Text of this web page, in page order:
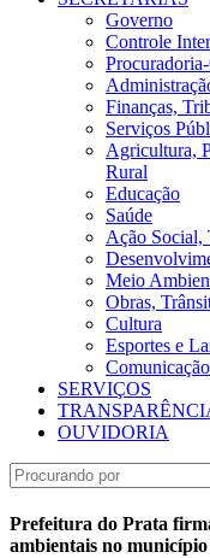
Governo
Controle
Finanças,
Serviços
Agricultura,
Rural
Educação
Saúde
Ação Social,
Meio
Obras,
Cultura
Esportes e
Comunicação
SERVIÇOS
OUVIDORIA
Prefeitura do Prata
ambientais no